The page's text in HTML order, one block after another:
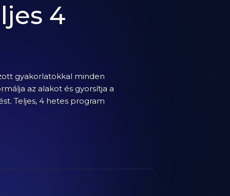
4
gyakorlatokkal minden
az alakot és gyorsítja a
Teljes, 4 hetes program